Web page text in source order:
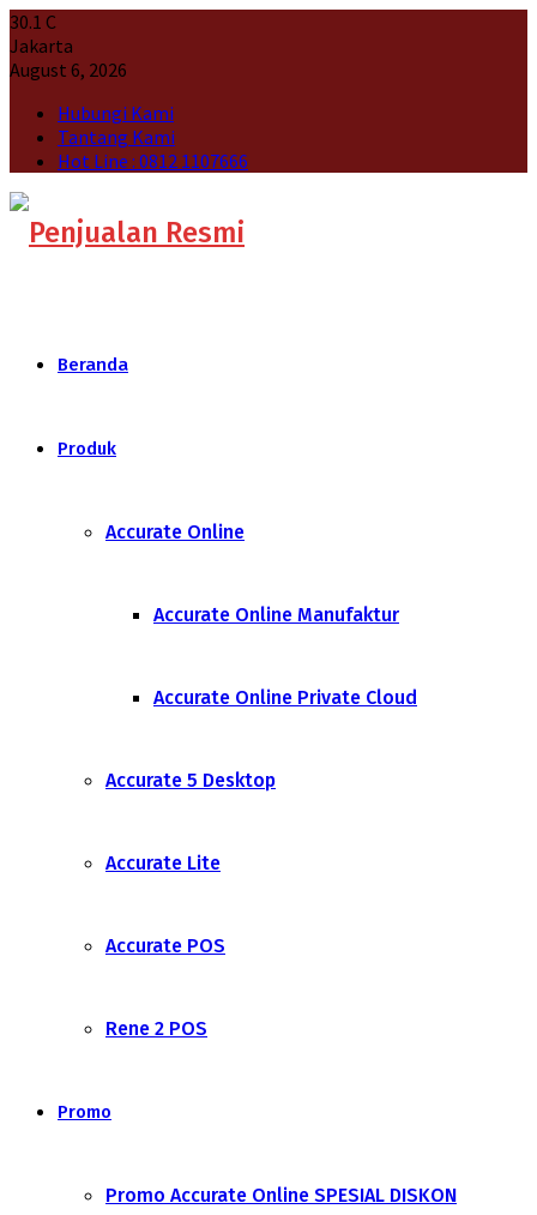
30.1 C
Jakarta
August 6, 2026
Hubungi Kami
Tantang Kami
Hot Line : 0812 1107666
Beranda
Produk
Accurate Online
Accurate Online Manufaktur
Accurate Online Private Cloud
Accurate 5 Desktop
Accurate Lite
Accurate POS
Rene 2 POS
Promo
Promo Accurate Online SPESIAL DISKON